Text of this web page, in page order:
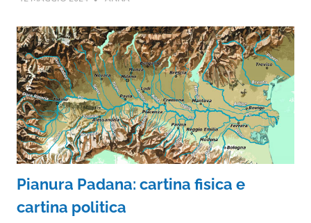
Pianura Padana: cartina fisica e
cartina politica